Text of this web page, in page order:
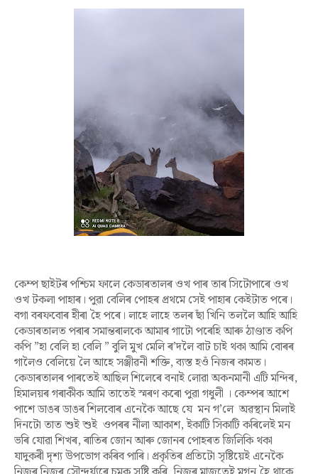
কেম্প ছাইটৰ পশ্চিম ফালে কেডাৰতালৰ ওখ পাৰ তাৰ সিটোপাৰে ওখ
ওখ টকলা পাহাৰ। পুৱা বেলিৰ পোহৰ প্ৰথমে সেই পাহাৰ কেইটাত পৰে।
বগা বৰফবোৰ হীৰা হৈ পৰে। লাহে লাহে তলৰ ছাঁ খিনি তললৈ আহি আহি
কেডাৰতালত পৰাৰ সমান্তৰালকে আমাৰ গাটো পৰেহি আৰু ঠাণ্ডাত কপি
কপি ”হা বেলি হা বেলি ” বুলি মুখ মেলি ৰ’দলৈ বাট চাই থকা আমি বোৰৰ
গালৈও বেলিয়ে লৈ আহে সঞ্জীৱনী শক্তি, ব্যস্ত হওঁ নিজৰ কামত।
কেডাৰতালৰ পাৰতেই আছিল শিলেৰে বনাই লোৱা অকনমানী এটি মন্দিৰ,
হিমালয়ৰ গৰাকীক আমি তাতেই স্মৰণ কৰো পুৱা গধুলী । কেম্পৰ আশে
পাশে ডাঙৰ ডাঙৰ শিলবোৰ এনেকৈ আছে যে মন গ’লে অৱস্থান মিলাই
দিনটো তাত শুই শুই ওপৰৰ নীলা আকাশ, ইকাটি সিকাটি কৰিলেই মন
ভৰি যোৱা শিখৰ, ৰাতিৰ জোন আৰু জোনৰ পোহৰত জিলিকি থকা
যাদুকৰী দৃশ্য উপভোগ কৰিব পাৰি। প্ৰকৃতিৰ প্ৰতিটো সৃষ্টিয়েই এনেকৈ